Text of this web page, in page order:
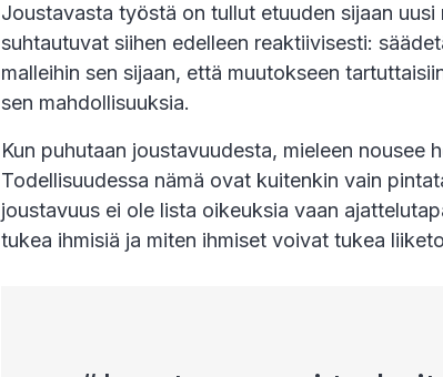
Joustavasta työstä on tullut etuuden sijaan
suhtautuvat siihen edelleen reaktiivisesti:
malleihin sen sijaan, että muutokseen
sen mahdollisuuksia.
Kun puhutaan joustavuudesta, mieleen
Todellisuudessa nämä ovat kuitenkin vain
joustavuus ei ole lista oikeuksia vaan
tukea ihmisiä ja miten ihmiset voivat tukea